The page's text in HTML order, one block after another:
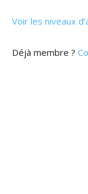
Voir les niveaux
Déjà membre ?